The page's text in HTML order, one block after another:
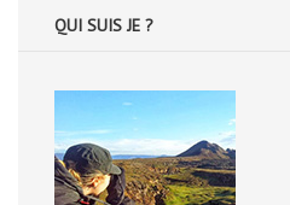
QUI SUIS JE ?